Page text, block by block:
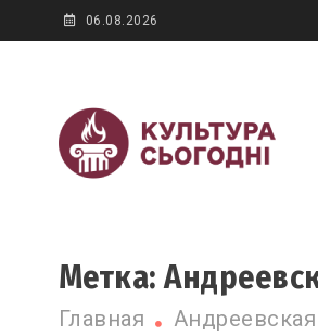
to
06.08.2026
Метка:
Главная